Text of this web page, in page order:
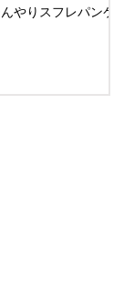
やりスフレパンケー